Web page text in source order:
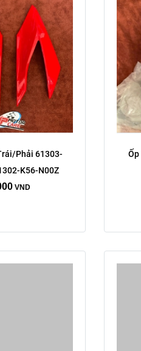
Phải 61303-
K56-N00Z
VND
phải:
trái